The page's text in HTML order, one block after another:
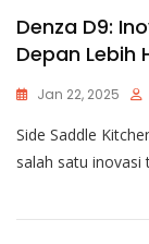
Denza D9:
Depan Lebih
Jan 22, 2025
Side Saddle
salah satu inovasi